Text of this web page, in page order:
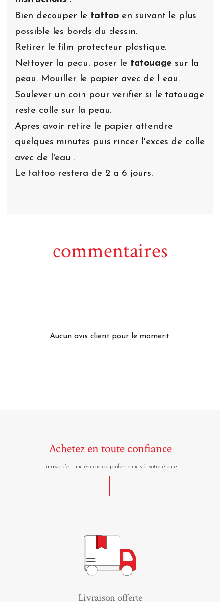
Bien decouper le tattoo en suivant le plus
possible les bords du dessin.
Retirer le film protecteur plastique.
Nettoyer la peau. poser le tatouage sur la
peau. Mouiller le papier avec de l eau.
Soulever un coin pour verifier si le tatouage
reste colle sur la peau.
Apres avoir retire le papier attendre
quelques minutes puis rincer l'exces de colle
avec de l'eau .
Le tattoo restera de 2 a 6 jours.
commentaires
Aucun avis client pour le moment.
Achetez en toute confiance
Tarawa c'est une équipe de professionnels à votre écoute
Livraison offerte